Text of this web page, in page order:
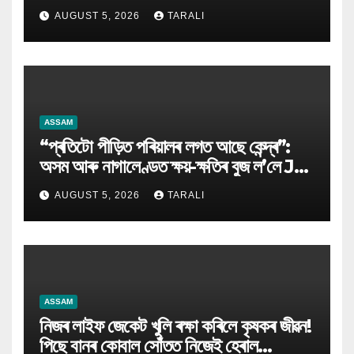
AUGUST 5, 2026 TARALI
ASSAM
“প্ৰতিটো পীড়িত পৰিয়ালৰ লগত আছে কেন্দ্ৰ”:
অসম আৰু নাগালেণ্ডত ক্ষয়-ক্ষতিৰ বুজ ল’লে JP
Nadda
AUGUST 5, 2026 TARALI
ASSAM
নিজৰ লাইফ জেকেট খুলি ৰক্ষা কৰিলে কৃষকৰ জীৱন!
পিছে বানৰ কোবাল সোঁতত নিজেই হেৰাল